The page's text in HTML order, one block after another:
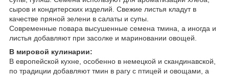
сыров и кондитерских изделий. Свежие листья кладут в
качестве пряной зелени в салаты и супы.
Современные повара высушенные семена тмина, а иногда и
листья добавляют при засолке и мариновании овощей.
В мировой кулинарии:
В европейской кухне, особенно в немецкой и скандинавской,
по традиции добавляют тмин в рагу с птицей и овощами, а